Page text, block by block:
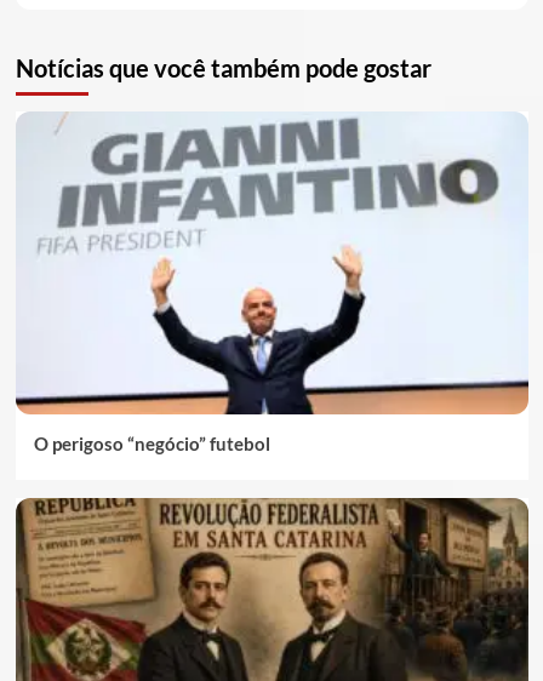
Notícias que você também pode gostar
O perigoso “negócio” futebol